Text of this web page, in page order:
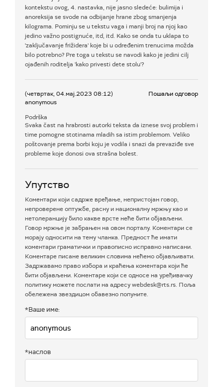
kontekstu ovog, 4. nastavka, nije jasno sledeće: bulimija i
anoreksija se svode na odbijanje hrane zbog smanjenja
kilograma. Pominju se u tekstu vaga i manji broj na njoj kao
jedino važno postignuće, itd, itd. Kako se onda tu uklapa to
'zaključavanje frižidera' koje bi u određenim trenucima možda
bilo potrebno? Pre toga u tekstu se navodi kako je jedini cilj
ojađenih roditelja 'kako privesti dete stolu'?
(четвртак, 04.мај.2023 08:12)
anonymous
Пошаљи одговор
Podrška
Svaka čast na hrabrosti autorki teksta da iznese svoj problem i
time pomogne stotinama mladih sa istim problemom. Veliko
poštovanje prema borbi koju je vodila i snazi da prevaziđe sve
probleme koje donosi ova strašna bolest.
Упутство
Коментари који садрже вређање, непристојан говор,
непроверене оптужбе, расну и националну мржњу као и
нетолеранцију било какве врсте неће бити објављени.
Говор мржње је забрањен на овом порталу. Коментари се
морају односити на тему чланка. Предност ће имати
коментари граматички и правописно исправно написани.
Коментаре писане великим словима нећемо објављивати.
Задржавамо право избора и краћења коментара који ће
бити објављени. Коментаре који се односе на уређивачку
политику можете послати на адресу webdesk@rts.rs. Поља
обележена звездицом обавезно попуните.
*Ваше име:
*наслов